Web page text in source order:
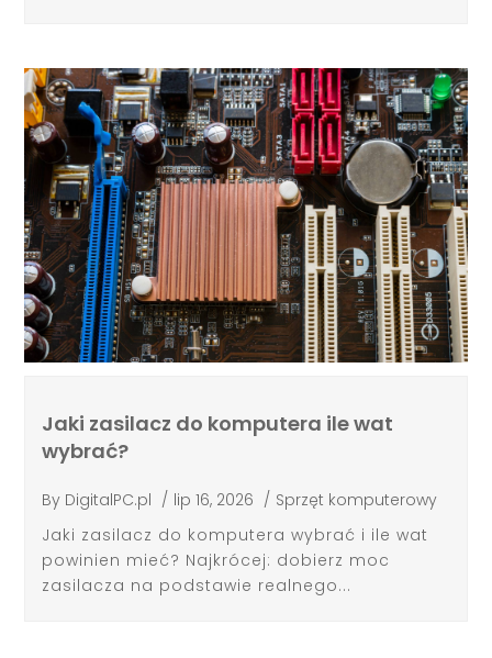
Jaki zasilacz do komputera ile wat
wybrać?
By DigitalPC.pl / lip 16, 2026 / Sprzęt komputerowy
Jaki zasilacz do komputera wybrać i ile wat
powinien mieć? Najkrócej: dobierz moc
zasilacza na podstawie realnego...